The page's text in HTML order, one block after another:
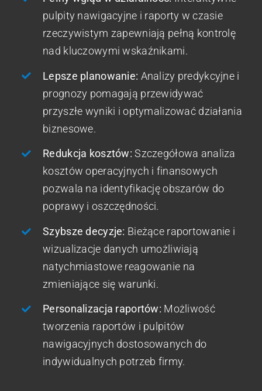
pulpity nawigacyjne i raporty w czasie
rzeczywistym zapewniają pełną kontrolę
nad kluczowymi wskaźnikami.
Lepsze planowanie: Analizy predykcyjne i
prognozy pomagają przewidywać
przyszłe wyniki i optymalizować działania
biznesowe.
Redukcja kosztów: Szczegółowa analiza
kosztów operacyjnych i finansowych
pozwala na identyfikację obszarów do
poprawy i oszczędności.
Szybsze decyzje: Bieżące raportowanie i
wizualizacje danych umożliwiają
natychmiastowe reagowanie na
zmieniające się warunki.
Personalizacja raportów: Możliwość
tworzenia raportów i pulpitów
nawigacyjnych dostosowanych do
indywidualnych potrzeb firmy.